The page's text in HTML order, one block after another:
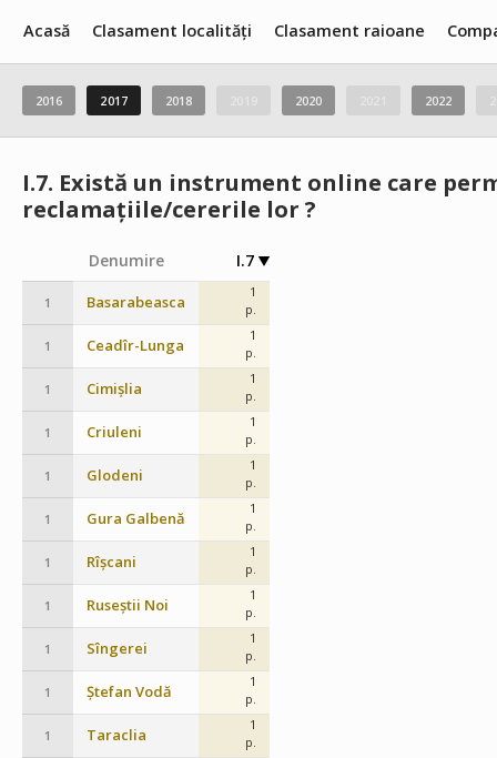
Acasă Clasament localități Clasament raioane
2016 2017 2018 2020 2022
I.7. Există un instrument online care
reclamațiile/cererile lor ?
Denumire I.7
1 Basarabeasca
1
p.
1 Ceadîr-Lunga
1
p.
1 Cimișlia
1
p.
1 Criuleni
1
p.
1 Glodeni
1
p.
1 Gura Galbenă
1
p.
1 Rîșcani
1
p.
1 Ruseștii Noi
1
p.
1 Sîngerei
1
p.
1 Ștefan Vodă
1
p.
1 Taraclia
1
p.